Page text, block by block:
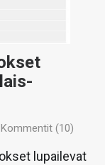
Kommentit (10)
lupailevat